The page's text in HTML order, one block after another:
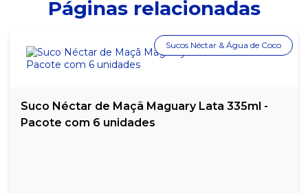
Páginas relacionadas
Suco Néctar de Maçã Maguary Lata 335ml -
Pacote com 6 unidades
Sucos Néctar & Água de Coco